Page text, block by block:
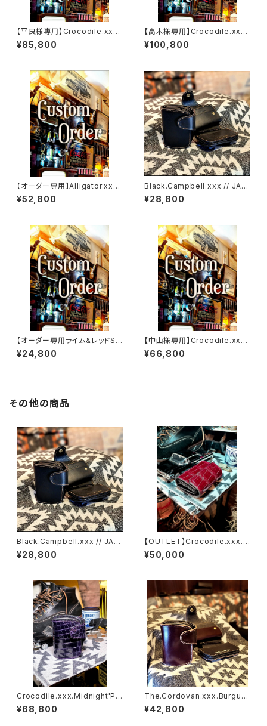
【平良様専用】Crocodile.xxx.
ORIENTAL-BLUE.Edition// J
ACK.RIDE.MSW
¥85,800
【高木様専用】Crocodile.xx
x."HIMARAYA".Edition// JAC
K.RIDE.SSW
¥100,800
【オーダー専用】Alligator.xxx.
Peacock,Blue.Edition// JA
CK.RIDE.SSW
¥52,800
Black.Campbell.xxx // JAC
K.RIDE.SSW
¥28,800
【オーダー専用ライム&レッドSS
W
¥24,800
【中山様専用】Crocodile.xxx.
Edition// JACK.RIDE.SSW
¥66,800
その他の商品
Black.Campbell.xxx // JAC
K.RIDE.SSW
¥28,800
【OUTLET】Crocodile.xxx.F
LAME.RED.Edition// SSW.2
D
¥50,000
Crocodile.xxx.Midnight'Pu
rple.Edition// JACK.RIDE.S
SW
¥68,800
The.Cordovan.xxx.Burgun
dy.Edition// JACK.RIDE.SS
W
¥42,800